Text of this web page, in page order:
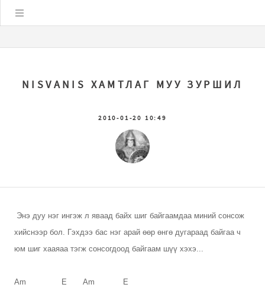
NISVANIS ХАМТЛАГ МУУ ЗУРШИЛ
2010-01-20 10:49
Энэ дуу нэг ингэж л яваад байх шиг байгаамдаа миний сонсож
хийснээр бол. Гэхдээ бас нэг арай өөр өнгө дугараад байгаа ч
юм шиг хааяаа тэгж сонсогдоод байгаам шүү хэхэ...
Am E Am E